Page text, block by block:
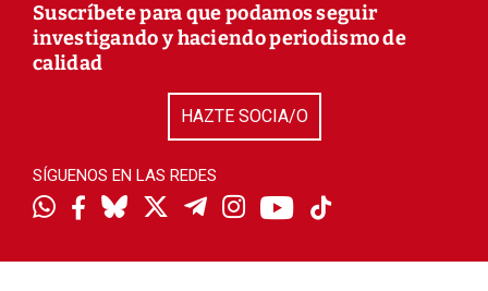
Suscríbete para que podamos seguir
investigando y haciendo periodismo de
calidad
HAZTE SOCIA/O
SÍGUENOS EN LAS REDES